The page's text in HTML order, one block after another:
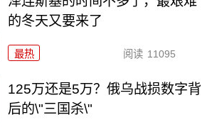
的冬天又要来了
最热 阅读 11095
125万还是5万？俄乌战损数字背
后的\"三国杀\"